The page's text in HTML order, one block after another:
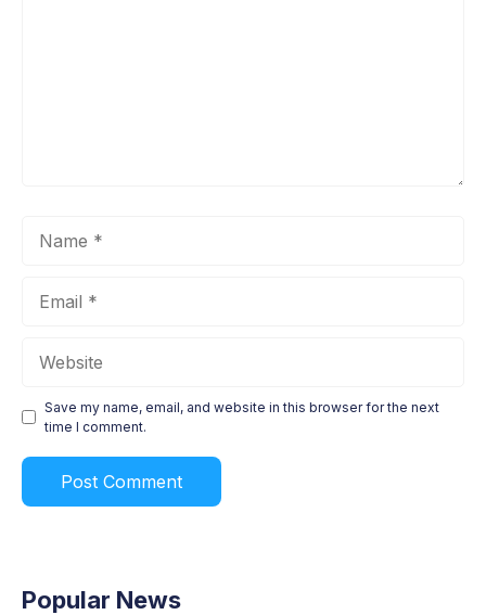
Save my name, email, and website in this browser for the next
time I comment.
Popular News